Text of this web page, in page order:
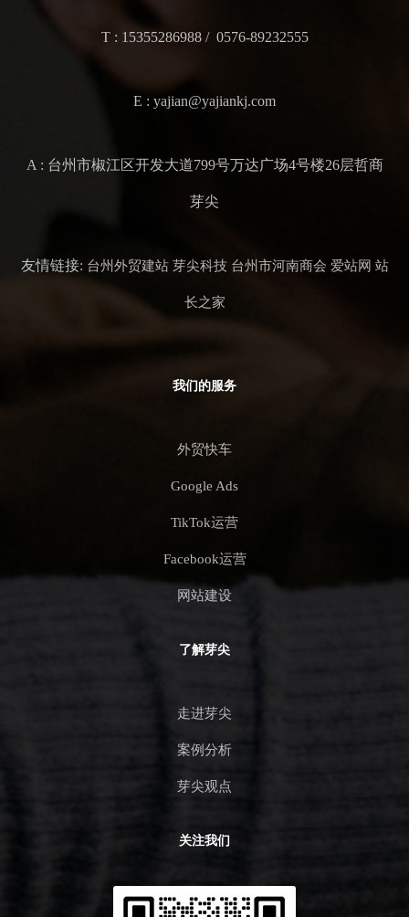
T : 15355286988 / 0576-89232555
E : yajian@yajiankj.com
A : 台州市椒江区开发大道799号万达广场4号楼26层哲商
芽尖
友情链接: 台州外贸建站 芽尖科技 台州市河南商会 爱站网 站
长之家
我们的服务
外贸快车
Google Ads
TikTok运营
Facebook运营
网站建设
了解芽尖
走进芽尖
案例分析
芽尖观点
关注我们